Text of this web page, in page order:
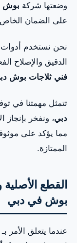
وضعتها شركة بوش
على الضمان الخاص
نحن نستخدم
الدقيق والإصلاح
فني ثلاجات بوش
تتمثل مهمتنا في
دبي، ونفخر بإنجاز
مما يؤكد على
الممتازة.
القطع
بوش في دبي
عندما يتعلق الأمر بـ